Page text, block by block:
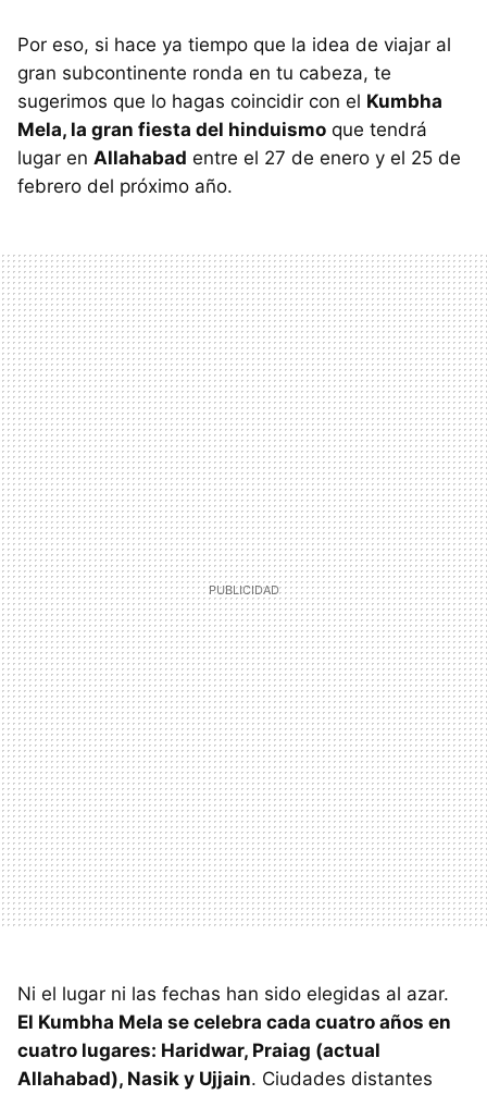
Por eso, si hace ya tiempo que la idea de viajar al
gran subcontinente ronda en tu cabeza, te
sugerimos que lo hagas coincidir con el Kumbha
Mela, la gran fiesta del hinduismo que tendrá
lugar en Allahabad entre el 27 de enero y el 25 de
febrero del próximo año.
Ni el lugar ni las fechas han sido elegidas al azar.
El Kumbha Mela se celebra cada cuatro años en
cuatro lugares: Haridwar, Praiag (actual
Allahabad), Nasik y Ujjain. Ciudades distantes